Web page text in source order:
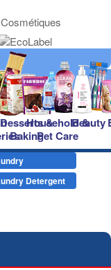
Desserts &
Baking
Household &
Pet Care
Beauty
Detergent